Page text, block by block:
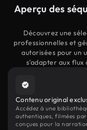
Aperçu des
Découvrez une
professionnelles et
autorisées pour un
s'adapter aux flux
Contenu original
Accédez à une
authentiques, filmées
conçues pour la